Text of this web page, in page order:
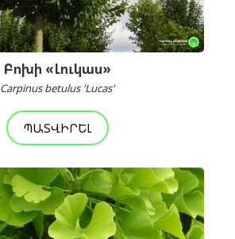
Բոխի «Լուկաս»
Carpinus betulus 'Lucas'
ՊԱՏՎԻՐԵԼ